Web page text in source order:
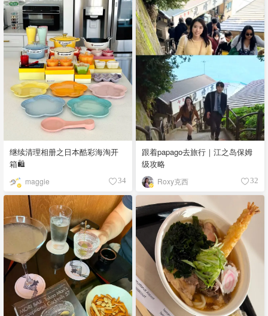
继续清理相册之日本酷彩海淘开
箱🛍️
maggie 34
跟着papago去旅行｜江之岛保姆
级攻略
Roxy克西 32